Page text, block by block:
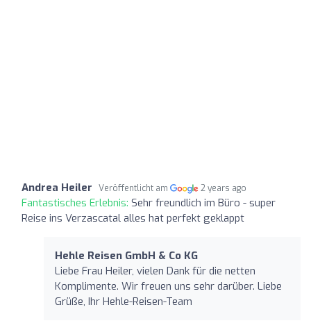
Andrea Heiler Veröffentlicht am 2 years ago
Fantastisches Erlebnis: Sehr freundlich im Büro - super
Reise ins Verzascatal alles hat perfekt geklappt
Hehle Reisen GmbH & Co KG
Liebe Frau Heiler, vielen Dank für die netten
Komplimente. Wir freuen uns sehr darüber. Liebe
Grüße, Ihr Hehle-Reisen-Team